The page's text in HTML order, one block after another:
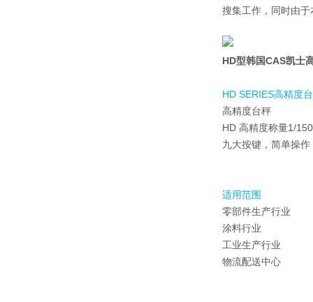
搜集工作，同时由
HD型韩国CAS凯士
HD SERIES高精度
高精度台秤
HD 高精度称量1/
九大按键，简单操
适用范围
零部件生产行业
涂料行业
工业生产行业
物流配送中心